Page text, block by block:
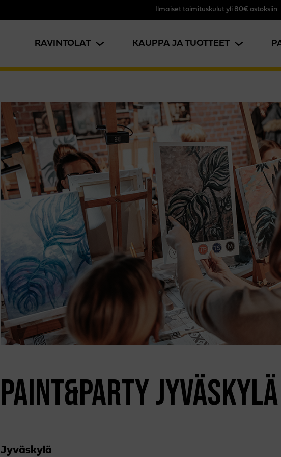
Ilmaiset toimituskulut yli 80€ ostoksiin
RAVINTOLAT KAUPPA JA TUOTTEET
PAINT&PARTY JYVÄSKYLÄ
Jyväs­kylä